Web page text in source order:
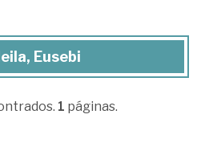
Eusebi
1 páginas.